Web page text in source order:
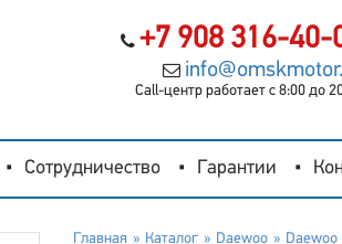
+7 908 316-40-
Call-центр работает с 8:00 до
Сотрудничество Гарантии
Главная Каталог Daewoo Daewoo